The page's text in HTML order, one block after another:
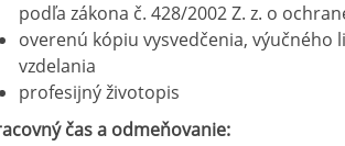
podľa zákona č. 428/2002 Z. z. o
overenú kópiu vysvedčenia,
vzdelania
profesijný životopis
čas a odmeňovanie: